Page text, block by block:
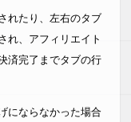
れたり、左右のタブ
れ、アフィリエイト
済完了までタブの行
にならなかった場合